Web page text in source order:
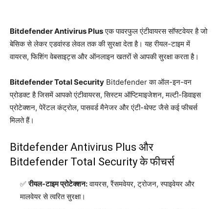
Bitdefender Antivirus Plusएक पावरफुल एंटीवायरस सॉफ्टवेयर है जो
बेसिक से लेकर एडवांस्ड लेवल तक की सुरक्षा देता है। यह रीयल-टाइम में
वायरस, फिशिंग वेबसाइट्स और ऑनलाइन खतरों से आपकी सुरक्षा करता है।
Bitdefender Total Security Bitdefender का ऑल-इन-वन
प्रोडक्ट है जिसमें आपको एंटीवायरस, सिस्टम ऑप्टिमाइजेशन, मल्टी-डिवाइस
प्रोटेक्शन, पेरेंटल कंट्रोल, पासवर्ड मैनेजर और एंटी-थेफ्ट जैसे कई फीचर्स
मिलते हैं।
Bitdefender Antivirus Plus और
Bitdefender Total Security के फीचर्स
रीयल-टाइम प्रोटेक्शन:वायरस, रैंसमवेयर, ट्रोजन, स्पाइवेयर और
मालवेयर से त्वरित सुरक्षा।